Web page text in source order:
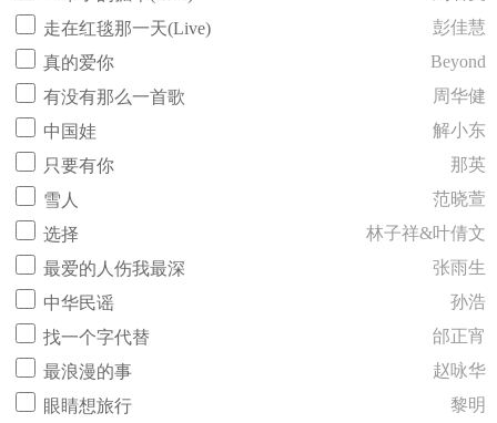
走在红毯那一天(Live)
彭佳慧
真的爱你
Beyond
有没有那么一首歌
周华健
中国娃
解小东
只要有你
那英
雪人
范晓萱
选择
林子祥&叶倩文
最爱的人伤我最深
张雨生
中华民谣
孙浩
找一个字代替
邰正宵
最浪漫的事
赵咏华
眼睛想旅行
黎明